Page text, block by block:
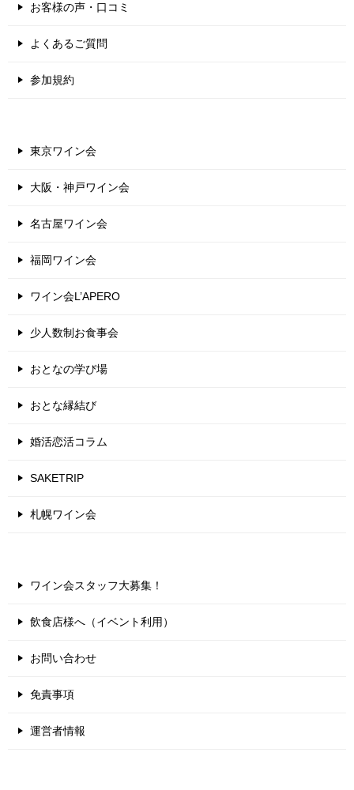
お客様の声・口コミ
よくあるご質問
参加規約
東京ワイン会
大阪・神戸ワイン会
名古屋ワイン会
福岡ワイン会
ワイン会L’APERO
少人数制お食事会
おとなの学び場
おとな縁結び
婚活恋活コラム
SAKETRIP
札幌ワイン会
ワイン会スタッフ大募集！
飲食店様へ（イベント利用）
お問い合わせ
免責事項
運営者情報